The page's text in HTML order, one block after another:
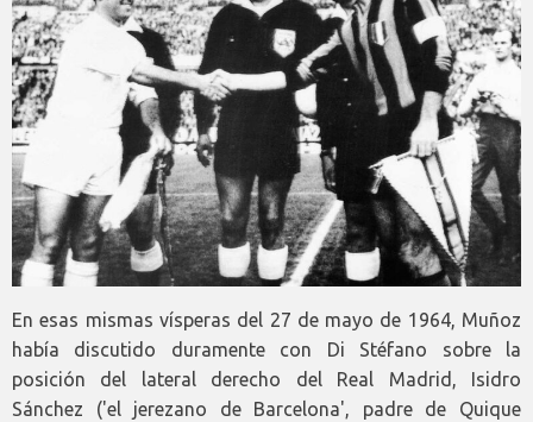
En esas mismas vísperas del 27 de mayo de 1964, Muñoz
había discutido duramente con Di Stéfano sobre la
posición del lateral derecho del Real Madrid, Isidro
Sánchez ('el jerezano de Barcelona', padre de Quique